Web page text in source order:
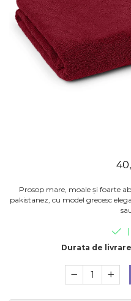
Prosop mare, moale și foarte
pakistanez, cu model grecesc
Durata de